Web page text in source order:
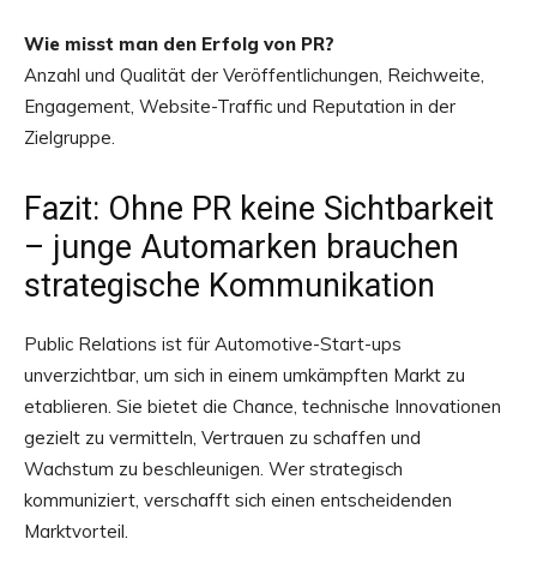
Wie misst man den Erfolg von PR?
Anzahl und Qualität der Veröffentlichungen, Reichweite,
Engagement, Website-Traffic und Reputation in der
Zielgruppe.
Fazit: Ohne PR keine Sichtbarkeit
– junge Automarken brauchen
strategische Kommunikation
Public Relations ist für Automotive-Start-ups
unverzichtbar, um sich in einem umkämpften Markt zu
etablieren. Sie bietet die Chance, technische Innovationen
gezielt zu vermitteln, Vertrauen zu schaffen und
Wachstum zu beschleunigen. Wer strategisch
kommuniziert, verschafft sich einen entscheidenden
Marktvorteil.